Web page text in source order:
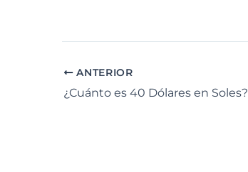
ANTERIOR
¿Cuánto es 40 Dólares en Soles?